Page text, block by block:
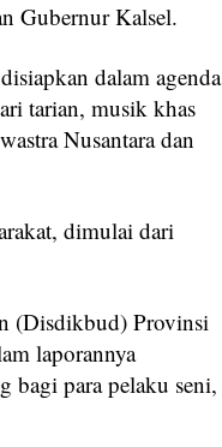
Gubernur Kalsel.
dalam agenda
tarian, musik khas
Nusantara dan
dimulai dari
(Disdikbud) Provinsi
laporannya
bagi para pelaku seni,